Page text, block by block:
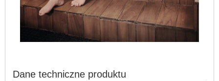
Dane techniczne produktu